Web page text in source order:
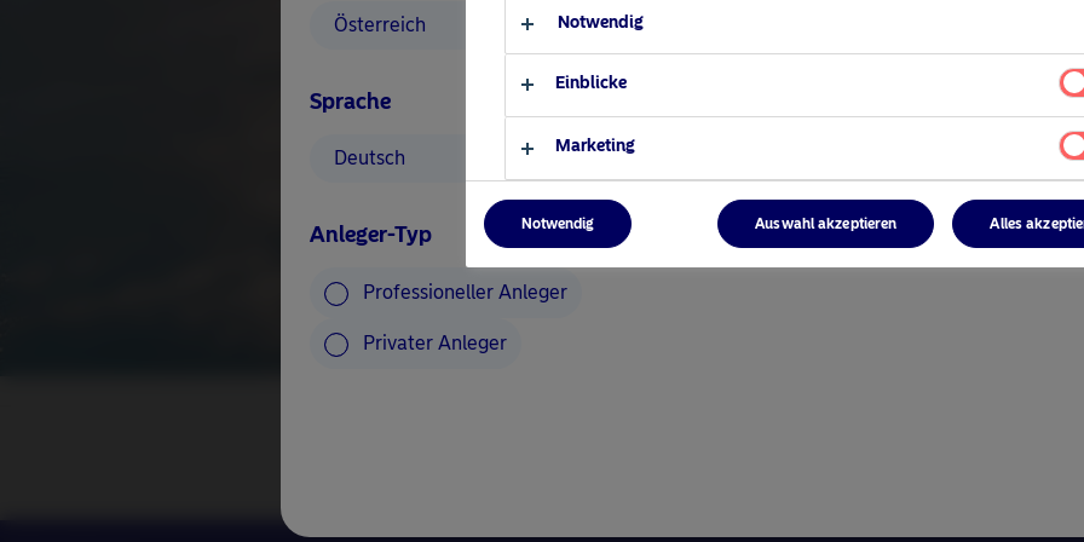
Österreich
Sprache
Deutsch
Anleger-Typ
Professioneller Anleger
Privater Anleger
Notwendig
Einblicke
Marketing
Notwendig Auswahl akzeptieren Alles